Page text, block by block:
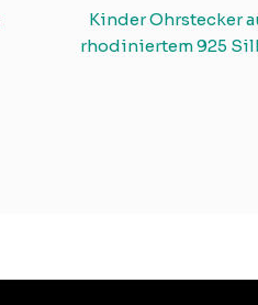
Kinder Ohrstecker
rhodiniertem 925